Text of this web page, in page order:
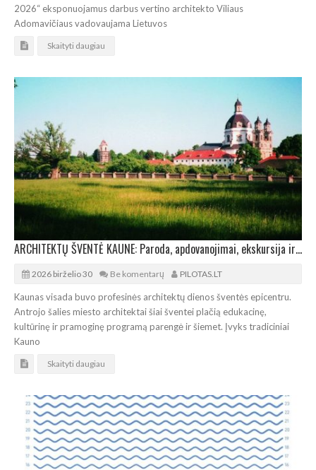
2026“ eksponuojamus darbus vertino architekto Viliaus
Adomavičiaus vadovaujama Lietuvos
Skaityti daugiau
ARCHITEKTŲ ŠVENTĖ KAUNE: Paroda, apdovanojimai, ekskursija ir filmai
2026 birželio 30 Be komentarų PILOTAS.LT
Kaunas visada buvo profesinės architektų dienos šventės epicentru.
Antrojo šalies miesto architektai šiai šventei plačią edukacinę,
kultūrinę ir pramoginę programą parengė ir šiemet. Įvyks tradiciniai
Kauno
Skaityti daugiau